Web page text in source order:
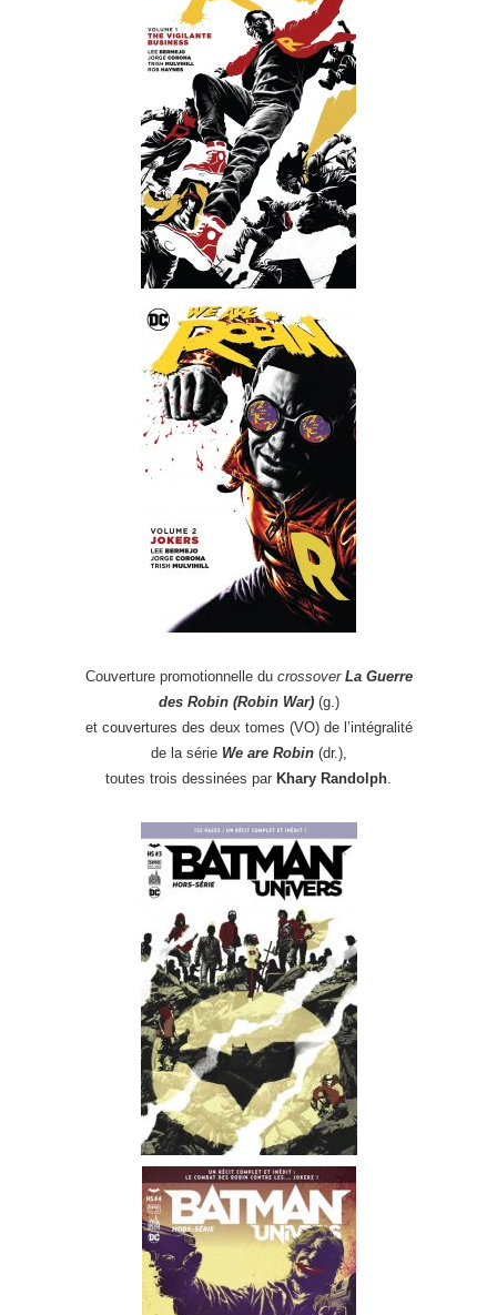
Couverture promotionnelle du crossover La Guerre
des Robin (Robin War)(g.)
et couvertures des deux tomes (VO) de l’intégralité
de la série We are Robin(dr.),
toutes trois dessinées par Khary Randolph.